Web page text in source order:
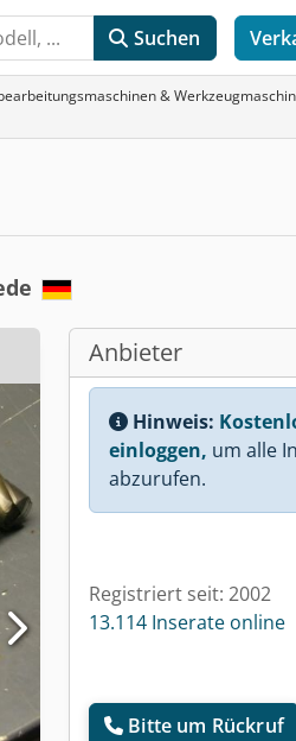
Suchen
&
Anbieter
Hinweis:
einloggen, um alle
abzurufen.
Registriert seit: 2002
13.114 Inserate online
Bitte um Rückruf